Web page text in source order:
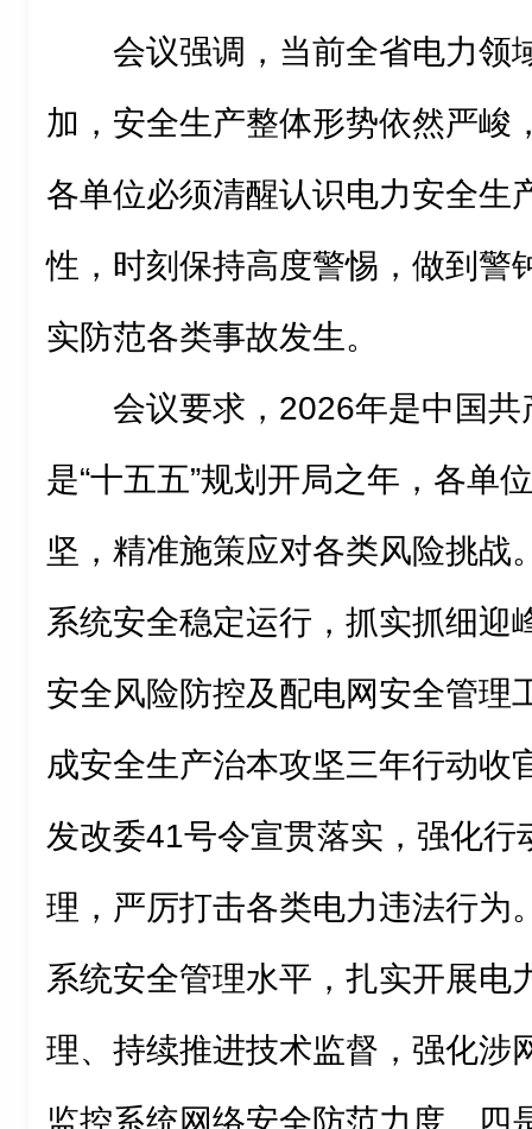
会议强调，当前全省电力领
加，安全生产整体形势依然严峻
各单位必须清醒认识电力安全生
性，时刻保持高度警惕，做到警
实防范各类事故发生。
会议要求，2026年是中国
是“十五五”规划开局之年，各单
坚，精准施策应对各类风险挑战
系统安全稳定运行，抓实抓细迎
安全风险防控及配电网安全管理
成安全生产治本攻坚三年行动收
发改委41号令宣贯落实，强化行
理，严厉打击各类电力违法行为
系统安全管理水平，扎实开展电
理、持续推进技术监督，强化涉
监控系统网络安全防范力度。四